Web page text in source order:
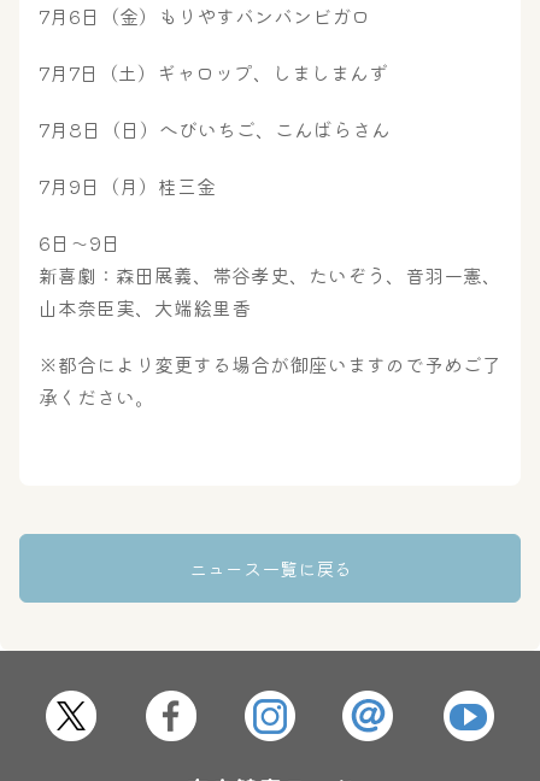
大浴場
はしゃきっズ
7月6日（金）もりやすバンバンビガロ
7月7日（土）ギャロップ、しましまんず
7月8日（日）へびいちご、こんばらさん
7月9日（月）桂三金
6日～9日
新喜劇：森田展義、帯谷孝史、たいぞう、音羽一憲、
山本奈臣実、大端絵里香
※都合により変更する場合が御座いますので予めご了
承ください。
ニュース一覧に戻る